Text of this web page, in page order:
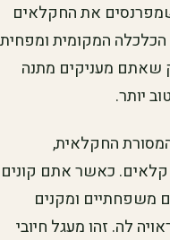
את החקלאים
המקומית ומפחית
שאתם מעניקים מתנה
יותר.
החקלאית,
כאשר אתם קונים
משפחתיים ומקנים
לה. זהו מעגל חיובי